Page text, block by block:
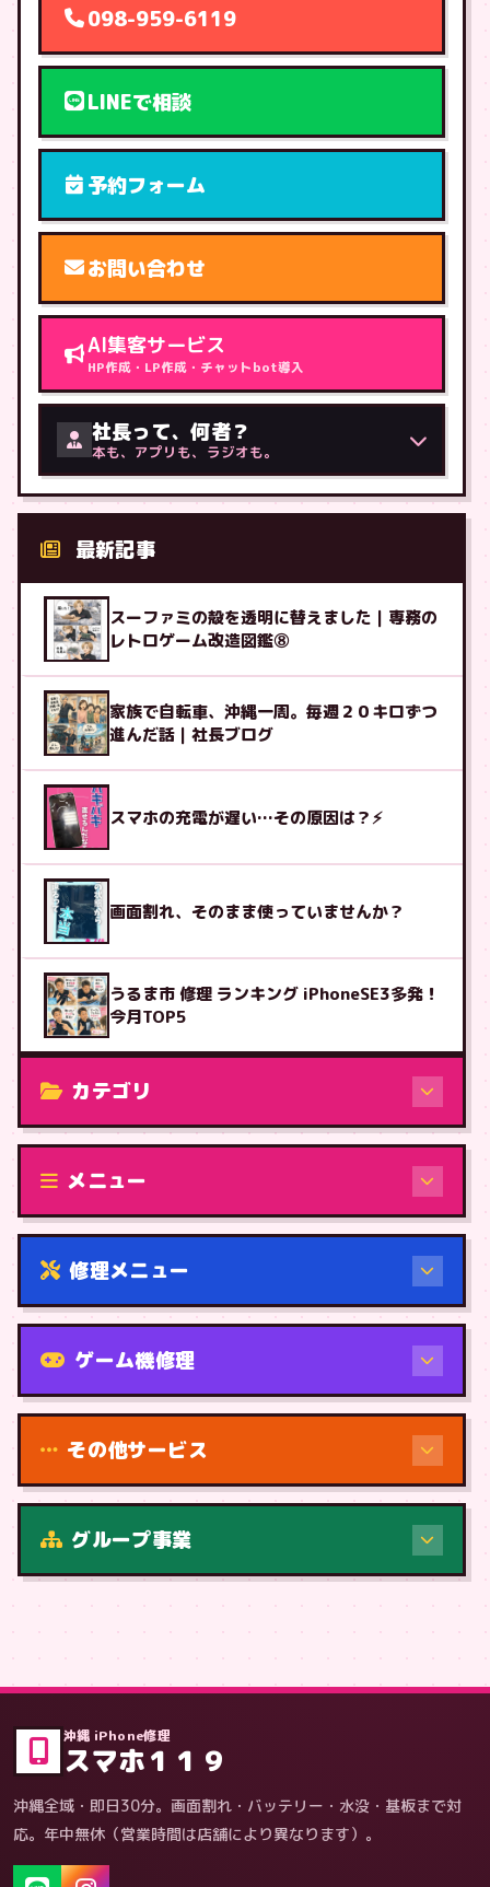
098-959-6119
LINEで相談
予約フォーム
お問い合わせ
AI集客サービス
HP作成・LP作成・チャットbot導入
社長って、何者？
本も、アプリも、ラジオも。
最新記事
スーファミの殻を透明に替えました｜専務の
レトロゲーム改造図鑑⑧
家族で自転車、沖縄一周。毎週２０キロずつ
進んだ話｜社長ブログ
スマホの充電が遅い…その原因は？⚡
画面割れ、そのまま使っていませんか？
うるま市 修理 ランキング iPhoneSE3多発！
今月TOP5
カテゴリ
修理（機種から）
メニュー
修理メニュー
機種から
症状・内容から
ゲーム機修理
その他サービス
グループ事業
沖縄 iPhone修理
スマホ１１９
沖縄全域・即日30分。画面割れ・バッテリー・水没・基板まで対
応。年中無休（営業時間は店舗により異なります）。